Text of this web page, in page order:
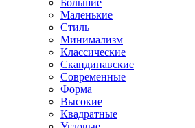
Большие
Маленькие
Стиль
Минимализм
Классические
Скандинавские
Современные
Форма
Высокие
Квадратные